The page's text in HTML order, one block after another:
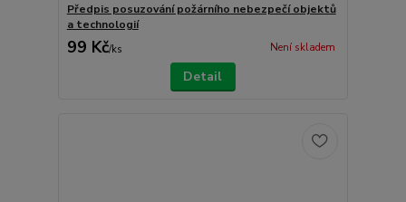
Předpis posuzování požárního nebezpečí objektů
a technologií
99 Kč/ks Není skladem
Detail